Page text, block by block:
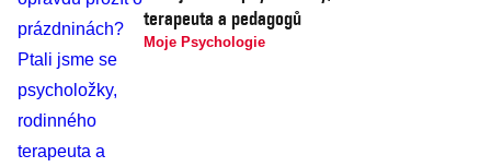
terapeuta a pedagogů
Moje Psychologie